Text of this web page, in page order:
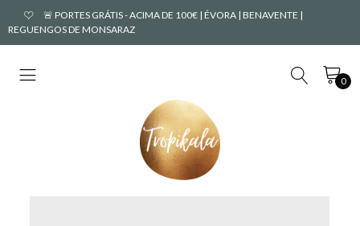
🚨 PORTES GRÁTIS - ACIMA DE 100€ | ÉVORA | BENAVENTE |
REGUENGOS DE MONSARAZ
0